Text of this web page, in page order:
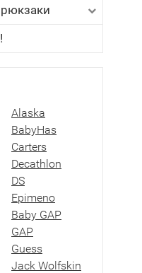
Alaska
BabyHas
Carters
Decathlon
DS
Epimeno
Baby GAP
GAP
Guess
Jack Wolfskin